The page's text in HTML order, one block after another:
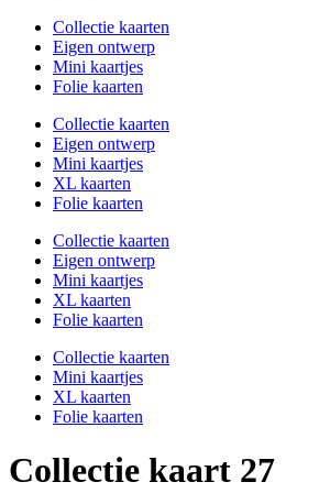
Collectie kaarten
Eigen ontwerp
Mini kaartjes
Folie kaarten
Collectie kaarten
Eigen ontwerp
Mini kaartjes
XL kaarten
Folie kaarten
Collectie kaarten
Eigen ontwerp
Mini kaartjes
XL kaarten
Folie kaarten
Collectie kaarten
Mini kaartjes
XL kaarten
Folie kaarten
Collectie kaart 27